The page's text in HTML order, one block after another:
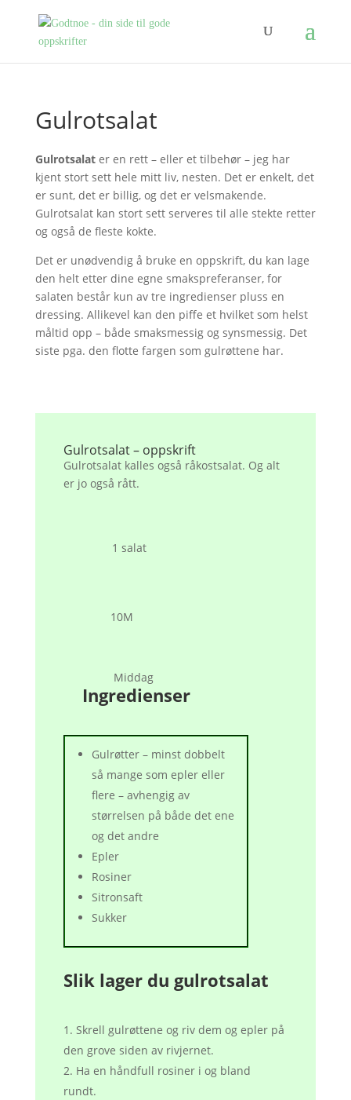
Gulrotsalat
Gulrotsalater en rett – eller et tilbehør – jeg har
kjent stort sett hele mitt liv, nesten. Det er enkelt, det
er sunt, det er billig, og det er velsmakende.
Gulrotsalat kan stort sett serveres til alle stekte retter
og også de fleste kokte.
Det er unødvendig å bruke en oppskrift, du kan lage
den helt etter dine egne smakspreferanser, for
salaten består kun av tre ingredienser pluss en
dressing. Allikevel kan den piffe et hvilket som helst
måltid opp – både smaksmessig og synsmessig. Det
siste pga. den flotte fargen som gulrøttene har.
Gulrotsalat – oppskrift
Gulrotsalat kalles også råkostsalat. Og alt
er jo også rått.
1 salat
10M
Middag
Ingredienser
Gulrøtter – minst dobbelt
så mange som epler eller
flere – avhengig av
størrelsen på både det ene
og det andre
Epler
Rosiner
Sitronsaft
Sukker
Slik lager du gulrotsalat
Skrell gulrøttene og riv dem og epler på
den grove siden av rivjernet.
Ha en håndfull rosiner i og bland
rundt.